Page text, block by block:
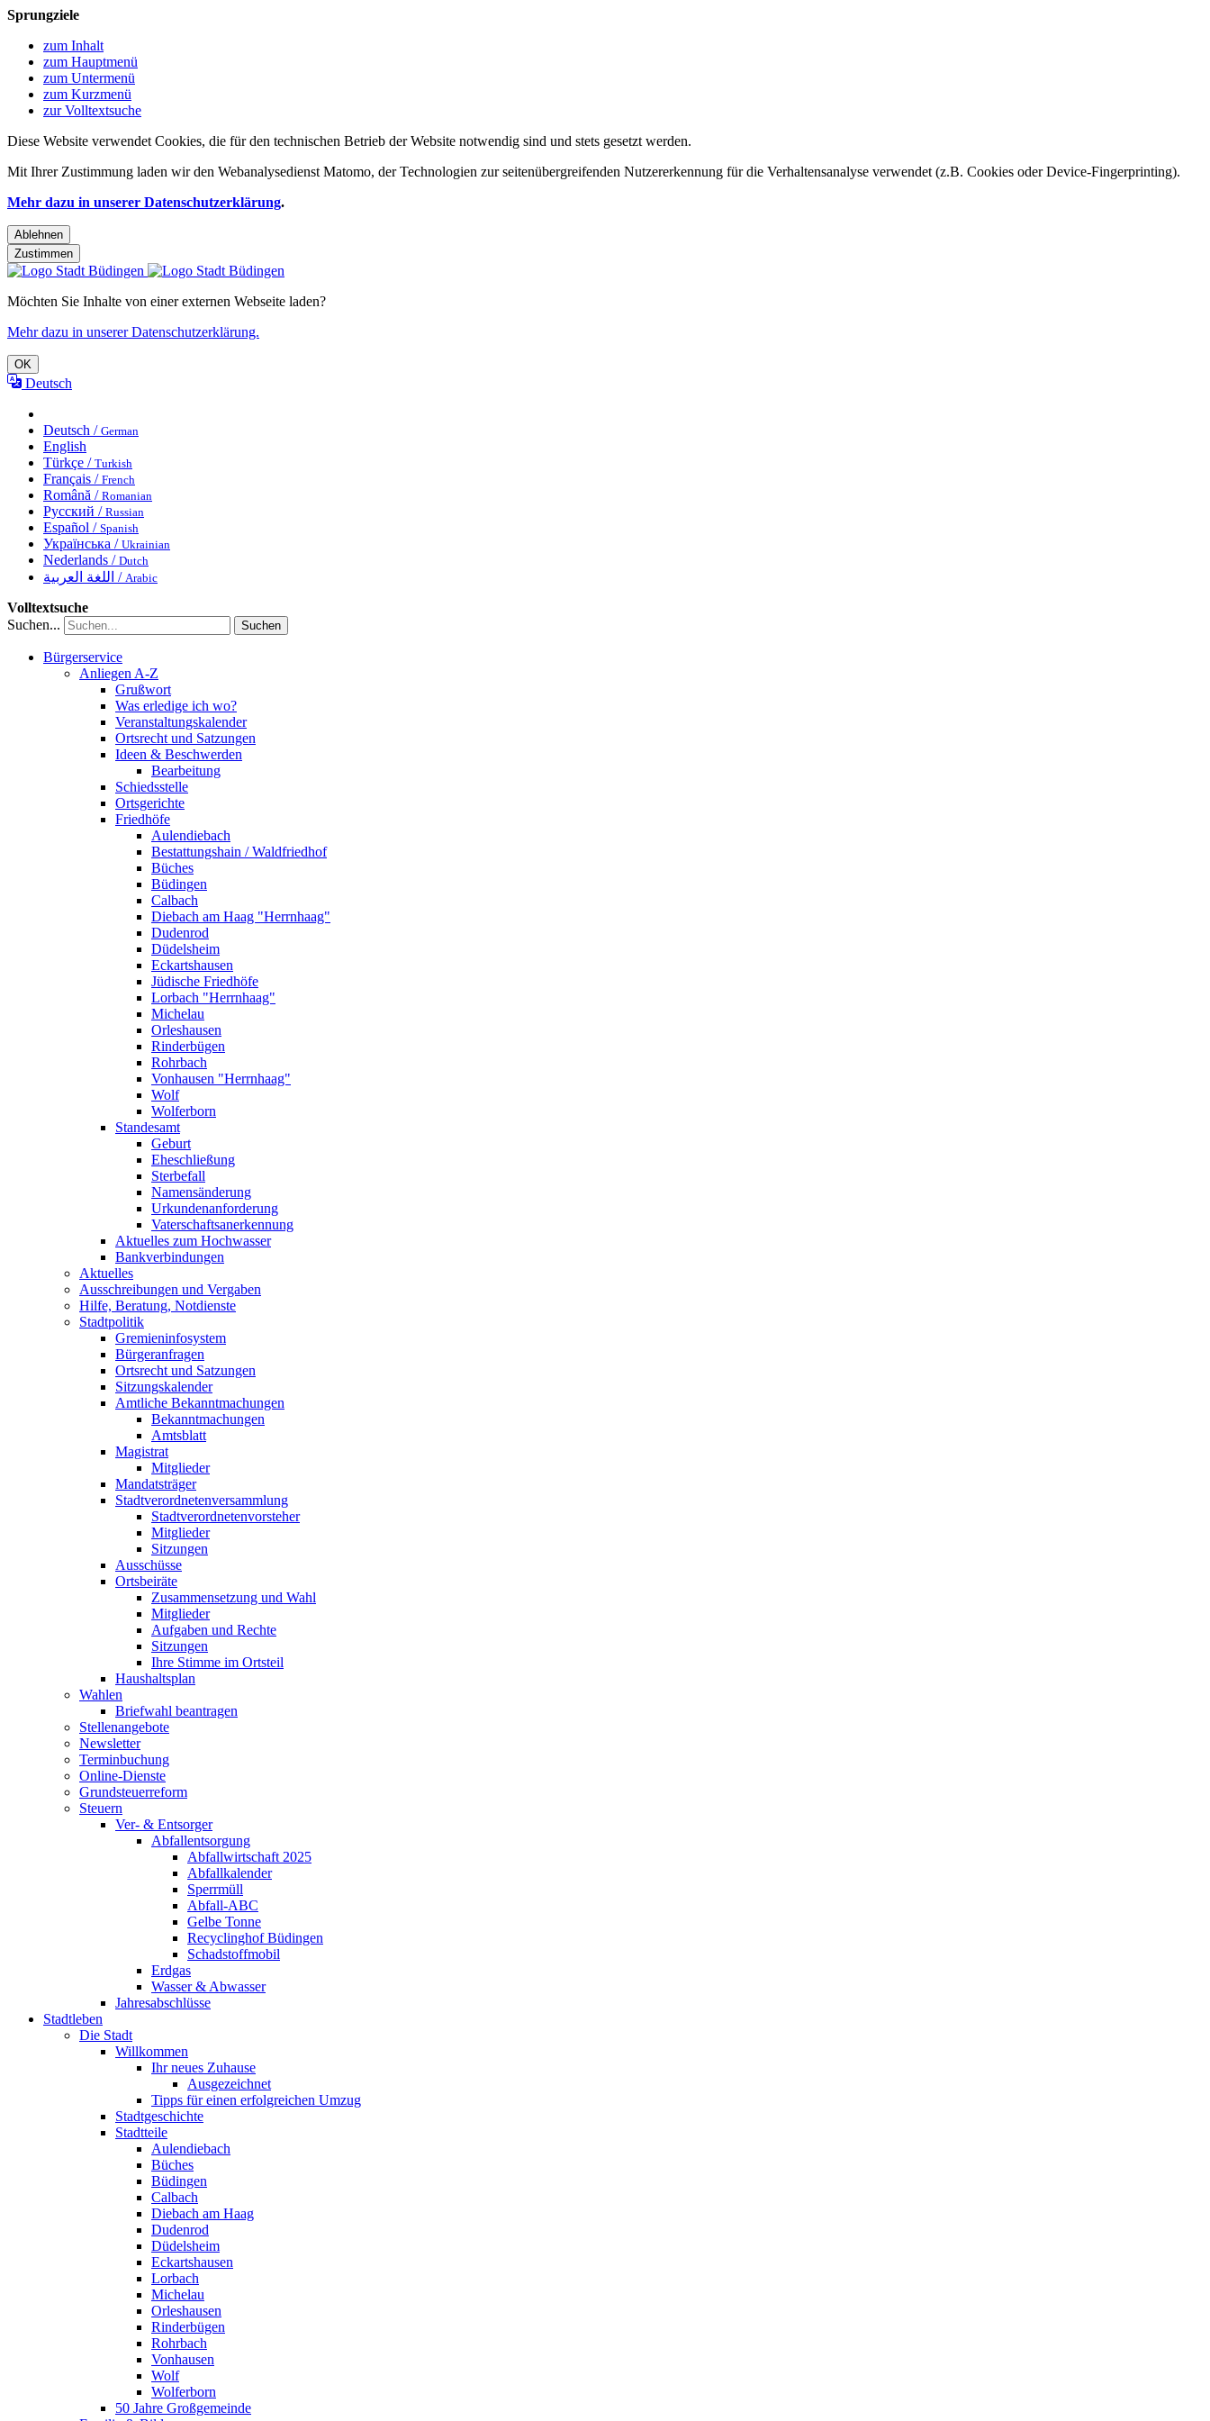
Sprungziele
zum Inhalt
zum Hauptmenü
zum Untermenü
zum Kurzmenü
zur Volltextsuche
Diese Website verwendet Cookies, die für den technischen Betrieb der Website notwendig sind und stets gesetzt werden.
Mit Ihrer Zustimmung laden wir den Webanalysedienst Matomo, der Technologien zur seitenübergreifenden Nutzererkennung für die Verhaltensanalyse verwendet (z.B. Cookies oder Device-Fingerprinting).
Mehr dazu in unserer Datenschutzerklärung.
Ablehnen
Zustimmen
Möchten Sie Inhalte von einer externen Webseite laden?
Mehr dazu in unserer Datenschutzerklärung.
OK
Deutsch
Deutsch / German
English
Türkçe / Turkish
Français / French
Română / Romanian
Русский / Russian
Español / Spanish
Українська / Ukrainian
Nederlands / Dutch
اللغة العربية / Arabic
Volltextsuche
Suchen...
Suchen
Bürgerservice
Anliegen A-Z
Grußwort
Was erledige ich wo?
Veranstaltungskalender
Ortsrecht und Satzungen
Ideen & Beschwerden
Bearbeitung
Schiedsstelle
Ortsgerichte
Friedhöfe
Aulendiebach
Bestattungshain / Waldfriedhof
Büches
Büdingen
Calbach
Diebach am Haag "Herrnhaag"
Dudenrod
Düdelsheim
Eckartshausen
Jüdische Friedhöfe
Lorbach "Herrnhaag"
Michelau
Orleshausen
Rinderbügen
Rohrbach
Vonhausen "Herrnhaag"
Wolf
Wolferborn
Standesamt
Geburt
Eheschließung
Sterbefall
Namensänderung
Urkundenanforderung
Vaterschaftsanerkennung
Aktuelles zum Hochwasser
Bankverbindungen
Aktuelles
Ausschreibungen und Vergaben
Hilfe, Beratung, Notdienste
Stadtpolitik
Gremieninfosystem
Bürgeranfragen
Ortsrecht und Satzungen
Sitzungskalender
Amtliche Bekanntmachungen
Bekanntmachungen
Amtsblatt
Magistrat
Mitglieder
Mandatsträger
Stadtverordnetenversammlung
Stadtverordnetenvorsteher
Mitglieder
Sitzungen
Ausschüsse
Ortsbeiräte
Zusammensetzung und Wahl
Mitglieder
Aufgaben und Rechte
Sitzungen
Ihre Stimme im Ortsteil
Haushaltsplan
Wahlen
Briefwahl beantragen
Stellenangebote
Newsletter
Terminbuchung
Online-Dienste
Grundsteuerreform
Steuern
Ver- & Entsorger
Abfallentsorgung
Abfallwirtschaft 2025
Abfallkalender
Sperrmüll
Abfall-ABC
Gelbe Tonne
Recyclinghof Büdingen
Schadstoffmobil
Erdgas
Wasser & Abwasser
Jahresabschlüsse
Stadtleben
Die Stadt
Willkommen
Ihr neues Zuhause
Ausgezeichnet
Tipps für einen erfolgreichen Umzug
Stadtgeschichte
Stadtteile
Aulendiebach
Büches
Büdingen
Calbach
Diebach am Haag
Dudenrod
Düdelsheim
Eckartshausen
Lorbach
Michelau
Orleshausen
Rinderbügen
Rohrbach
Vonhausen
Wolf
Wolferborn
50 Jahre Großgemeinde